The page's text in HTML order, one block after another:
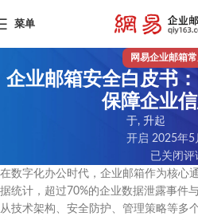
菜单
网易企业邮箱
企业邮箱安全白皮书
保障企业
于, 升起
开启 2025年5
已关闭评
在数字化办公时代，企业邮箱作为核心
据统计，超过70%的企业数据泄露事件
从技术架构、安全防护、管理策略等多